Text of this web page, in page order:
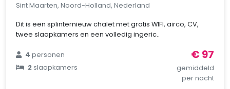
Sint Maarten, Noord-Holland, Nederland
Dit is een splinternieuw chalet met gratis WIFI, airco, CV,
twee slaapkamers en een volledig ingeric..
4personen
2slaapkamers
€ 97
gemiddeld
per nacht